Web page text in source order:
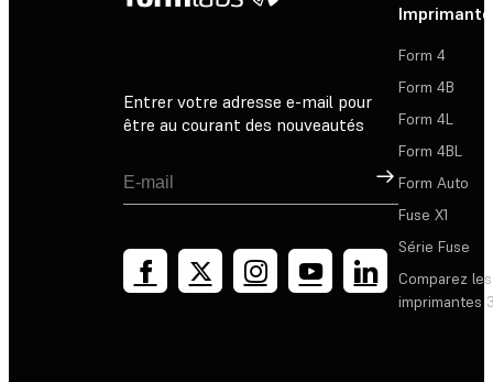
Entrer votre adresse e-mail pour
être au courant des nouveautés
Inscription
Form 4
Form 4B
Form 4L
Form 4BL
Form Auto
Fuse X1
Série Fuse
Comparez les
imprimantes